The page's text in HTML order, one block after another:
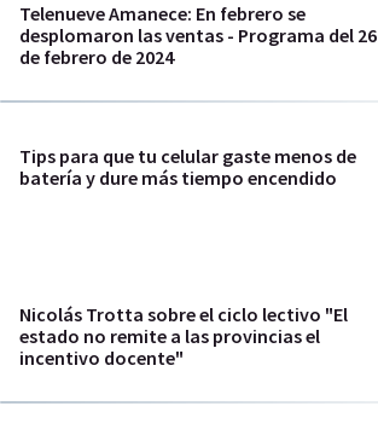
Telenueve Amanece: En febrero se
desplomaron las ventas - Programa del 26
de febrero de 2024
Tips para que tu celular gaste menos de
batería y dure más tiempo encendido
Nicolás Trotta sobre el ciclo lectivo "El
estado no remite a las provincias el
incentivo docente"